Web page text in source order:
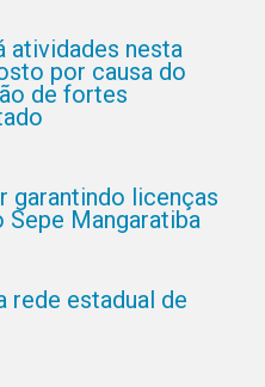
atividades nesta
por causa do
de fortes
garantindo licenças
Mangaratiba
rede estadual de